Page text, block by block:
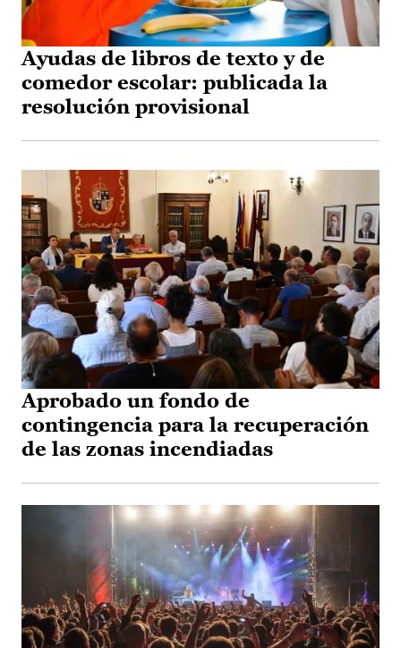
Ayudas de libros de texto y de
comedor escolar: publicada la
resolución provisional
Aprobado un fondo de
contingencia para la recuperación
de las zonas incendiadas